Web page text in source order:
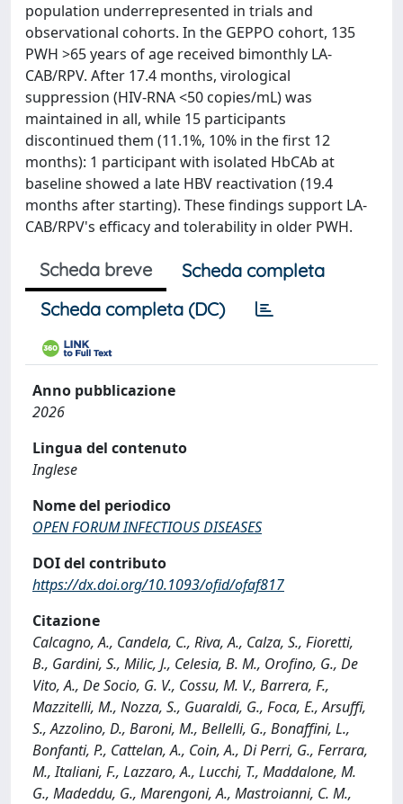
population underrepresented in trials and
observational cohorts. In the GEPPO cohort, 135
PWH >65 years of age received bimonthly LA-
CAB/RPV. After 17.4 months, virological
suppression (HIV-RNA <50 copies/mL) was
maintained in all, while 15 participants
discontinued them (11.1%, 10% in the first 12
months): 1 participant with isolated HbCAb at
baseline showed a late HBV reactivation (19.4
months after starting). These findings support LA-
CAB/RPV's efficacy and tolerability in older PWH.
Scheda breve
Scheda completa
Scheda completa (DC)
Anno pubblicazione
2026
Lingua del contenuto
Inglese
Nome del periodico
OPEN FORUM INFECTIOUS DISEASES
DOI del contributo
https://dx.doi.org/10.1093/ofid/ofaf817
Citazione
Calcagno, A., Candela, C., Riva, A., Calza, S., Fioretti,
B., Gardini, S., Milic, J., Celesia, B. M., Orofino, G., De
Vito, A., De Socio, G. V., Cossu, M. V., Barrera, F.,
Mazzitelli, M., Nozza, S., Guaraldi, G., Foca, E., Arsuffi,
S., Azzolino, D., Baroni, M., Bellelli, G., Bonaffini, L.,
Bonfanti, P., Cattelan, A., Coin, A., Di Perri, G., Ferrara,
M., Italiani, F., Lazzaro, A., Lucchi, T., Maddalone, M.
G., Madeddu, G., Marengoni, A., Mastroianni, C. M.,